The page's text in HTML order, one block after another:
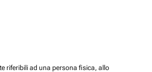
riferibili ad una persona fisica, allo